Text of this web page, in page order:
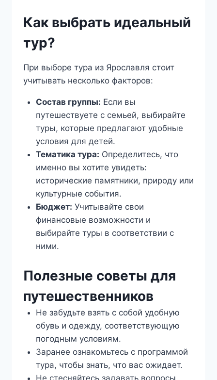
Как выбрать идеальный
тур?
При выборе тура из Ярославля стоит
учитывать несколько факторов:
Состав группы: Если вы
путешествуете с семьей, выбирайте
туры, которые предлагают удобные
условия для детей.
Тематика тура: Определитесь, что
именно вы хотите увидеть:
исторические памятники, природу или
культурные события.
Бюджет: Учитывайте свои
финансовые возможности и
выбирайте туры в соответствии с
ними.
Полезные советы для
путешественников
Не забудьте взять с собой удобную
обувь и одежду, соответствующую
погодным условиям.
Заранее ознакомьтесь с программой
тура, чтобы знать, что вас ожидает.
Не стесняйтесь задавать вопросы